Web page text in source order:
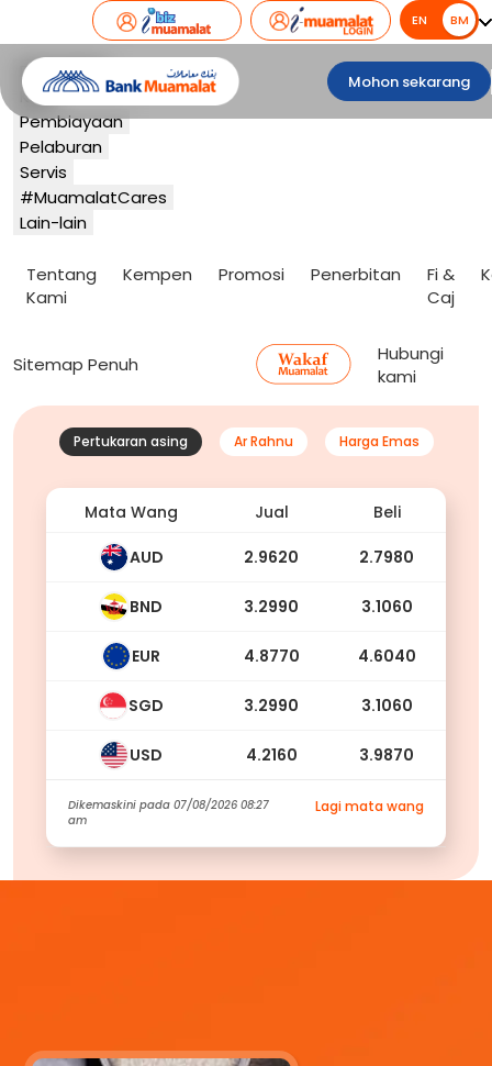
EN BM
BM
Perbankan
Kad
Pembiayaan
Pelaburan
Servis
#MuamalatCares
Lain-lain
Tentang
Kami
Kempen Promosi Penerbitan
Fi &
Caj
Sitemap Penuh
Hubungi
kami
Pertukaran asing Ar Rahnu Harga Emas
Mata Wang Jual Beli
AUD 2.9620 2.7980
BND 3.2990 3.1060
EUR 4.8770 4.6040
SGD 3.2990 3.1060
USD 4.2160 3.9870
Dikemaskini pada 07/08/2026 08:27
am
Lagi mata wang
Mohon sekarang